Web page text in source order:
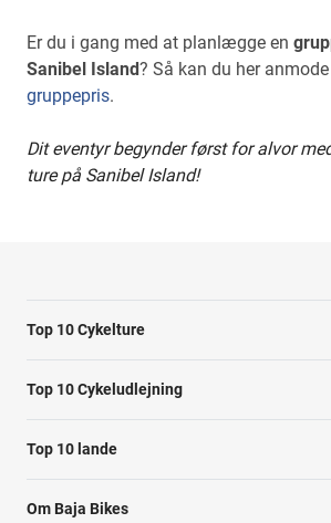
Er du i gang med at planlægge en
Sanibel Island? Så kan du her
gruppepris.
Dit eventyr begynder først for alvor
ture på Sanibel Island!
Top 10 Cykelture
Cykeltur i Barcelona: højdepunkterne
Cykeltur i Berlin: højdepunkterne
Tur til Paris: højdepunkter
Rom højdepunkter cykeltur
Top 10 Cykeludlejning
Barcelona Cykeludlejning
Berlin Cykeludlejning
Top 10 lande
Cykelture i Holland
Om Baja Bikes